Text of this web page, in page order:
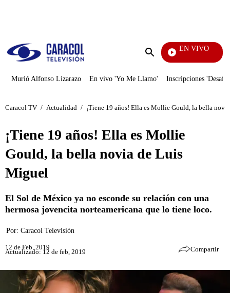
Enviar
EN VIVO
Vecinos
Murió Alfonso Lizarazo En vivo 'Yo Me Llamo' Inscripciones
Caracol TV / Actualidad / ¡Tiene 19 años! Ella es Mollie Gould, la bella
¡Tiene 19 años! Ella es Mollie
Gould, la bella novia de Luis
Miguel
El Sol de México ya no esconde su relación con una
hermosa jovencita norteamericana que lo tiene loco.
Por: Caracol Televisión
12 de Feb, 2019
Actualizado: 12 de feb, 2019 Compartir